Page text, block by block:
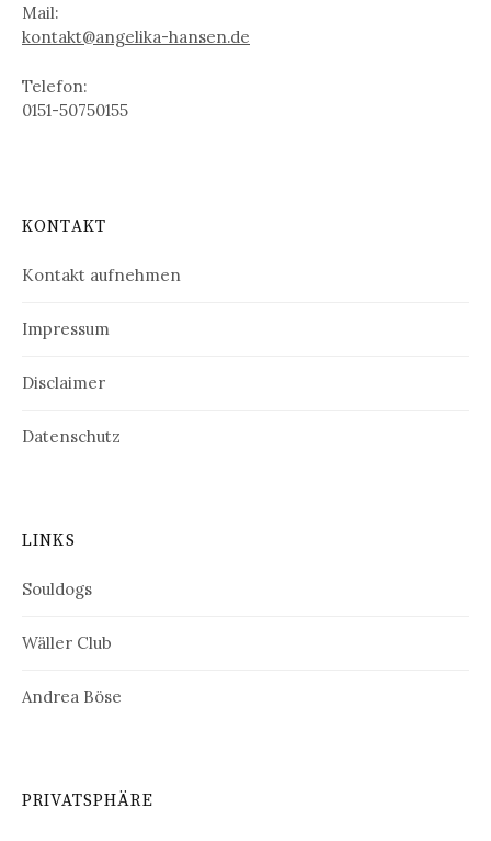
Mail:
kontakt@angelika-hansen.de
Telefon:
0151-50750155
KONTAKT
Kontakt aufnehmen
Impressum
Disclaimer
Datenschutz
LINKS
Souldogs
Wäller Club
Andrea Böse
PRIVATSPHÄRE